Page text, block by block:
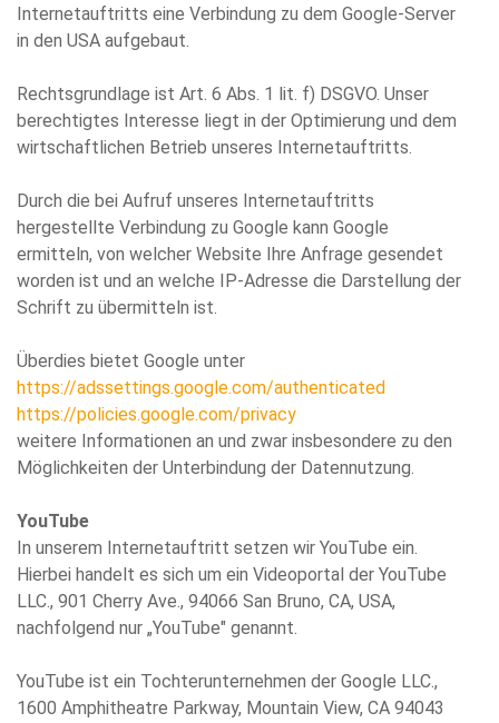
Internetauftritts eine Verbindung zu dem Google-Server
in den USA aufgebaut.
Rechtsgrundlage ist Art. 6 Abs. 1 lit. f) DSGVO. Unser
berechtigtes Interesse liegt in der Optimierung und dem
wirtschaftlichen Betrieb unseres Internetauftritts.
Durch die bei Aufruf unseres Internetauftritts
hergestellte Verbindung zu Google kann Google
ermitteln, von welcher Website Ihre Anfrage gesendet
worden ist und an welche IP-Adresse die Darstellung der
Schrift zu übermitteln ist.
Überdies bietet Google unter
https://adssettings.google.com/authenticated
https://policies.google.com/privacy
weitere Informationen an und zwar insbesondere zu den
Möglichkeiten der Unterbindung der Datennutzung.
YouTube
In unserem Internetauftritt setzen wir YouTube ein.
Hierbei handelt es sich um ein Videoportal der YouTube
LLC., 901 Cherry Ave., 94066 San Bruno, CA, USA,
nachfolgend nur „YouTube" genannt.
YouTube ist ein Tochterunternehmen der Google LLC.,
1600 Amphitheatre Parkway, Mountain View, CA 94043